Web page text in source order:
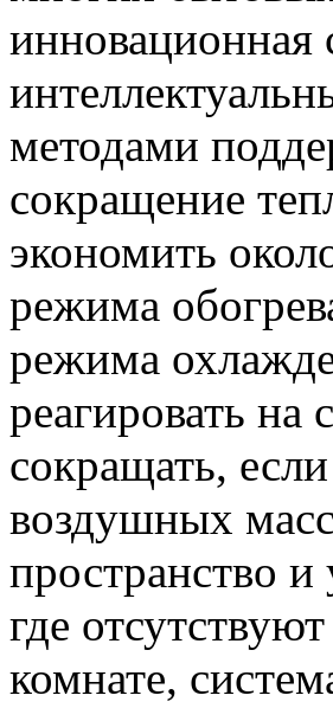
методами
сокращение
экономить
режима
режима
реагировать на
сокращать,
воздушных
пространство
где
комнате,